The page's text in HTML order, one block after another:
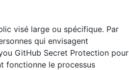
visé large ou spécifique. Par
qui envisagent
GitHub Secret Protection pour
fonctionne le processus